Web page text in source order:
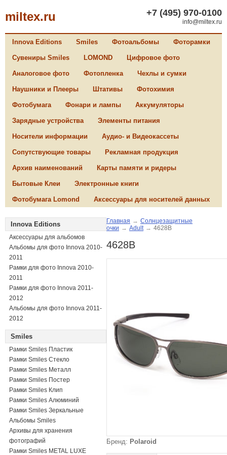
miltex.ru +7 (495) 970-0100
info@miltex.ru
Innova Editions Smiles Фотоальбомы Фоторамки
Сувениры Smiles LOMOND Цифровое фото
Аналоговое фото Фотопленка Чехлы и сумки
Наушники и Плееры Штативы Фотохимия
Фотобумага Фонари и лампы Аккумуляторы
Зарядные устройства Элементы питания
Носители информации Аудио- и Видеокассеты
Сопутствующие товары Рекламная продукция
Архив наименований Карты памяти и ридеры
Бытовые Клеи Электронные книги
Фотобумага Lomond Аксессуары для носителей данных
Innova Editions
Аксессуары для альбомов
Альбомы для фото Innova 2010-
2011
Рамки для фото Innova 2010-
2011
Рамки для фото Innova 2011-
2012
Альбомы для фото Innova 2011-
2012
Smiles
Рамки Smiles Пластик
Рамки Smiles Стекло
Рамки Smiles Металл
Рамки Smiles Постер
Рамки Smiles Клип
Рамки Smiles Алюминий
Рамки Smiles Зеркальные
Альбомы Smiles
Архивы для хранения
фотографий
Рамки Smiles METAL LUXE
Главная → Солнцезащитные
очки → Adult → 4628B
4628B
Бренд: Polaroid